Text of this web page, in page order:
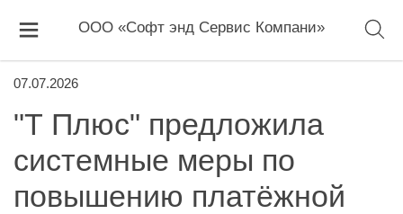
ООО «Софт энд Сервис Компани»
07.07.2026
"Т Плюс" предложила
системные меры по
повышению платёжной